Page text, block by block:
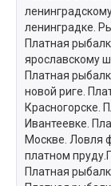
ленинградке.
Платная
ярославскому
Платная
новой риге.
Красногорске.
Ивантеевке.
Москве. Ловля
платном
Платная